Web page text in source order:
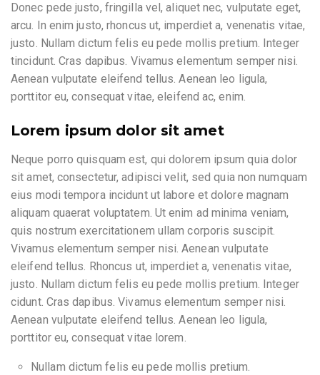
Donec pede justo, fringilla vel, aliquet nec, vulputate eget,
arcu. In enim justo, rhoncus ut, imperdiet a, venenatis vitae,
justo. Nullam dictum felis eu pede mollis pretium. Integer
tincidunt. Cras dapibus. Vivamus elementum semper nisi.
Aenean vulputate eleifend tellus. Aenean leo ligula,
porttitor eu, consequat vitae, eleifend ac, enim.
Lorem ipsum dolor sit amet
Neque porro quisquam est, qui dolorem ipsum quia dolor
sit amet, consectetur, adipisci velit, sed quia non numquam
eius modi tempora incidunt ut labore et dolore magnam
aliquam quaerat voluptatem. Ut enim ad minima veniam,
quis nostrum exercitationem ullam corporis suscipit.
Vivamus elementum semper nisi. Aenean vulputate
eleifend tellus. Rhoncus ut, imperdiet a, venenatis vitae,
justo. Nullam dictum felis eu pede mollis pretium. Integer
cidunt. Cras dapibus. Vivamus elementum semper nisi.
Aenean vulputate eleifend tellus. Aenean leo ligula,
porttitor eu, consequat vitae lorem.
Nullam dictum felis eu pede mollis pretium.